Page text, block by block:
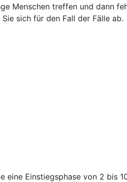
Menschen treffen und dann
sich für den Fall der Fälle ab.
eine Einstiegsphase von 2 bis